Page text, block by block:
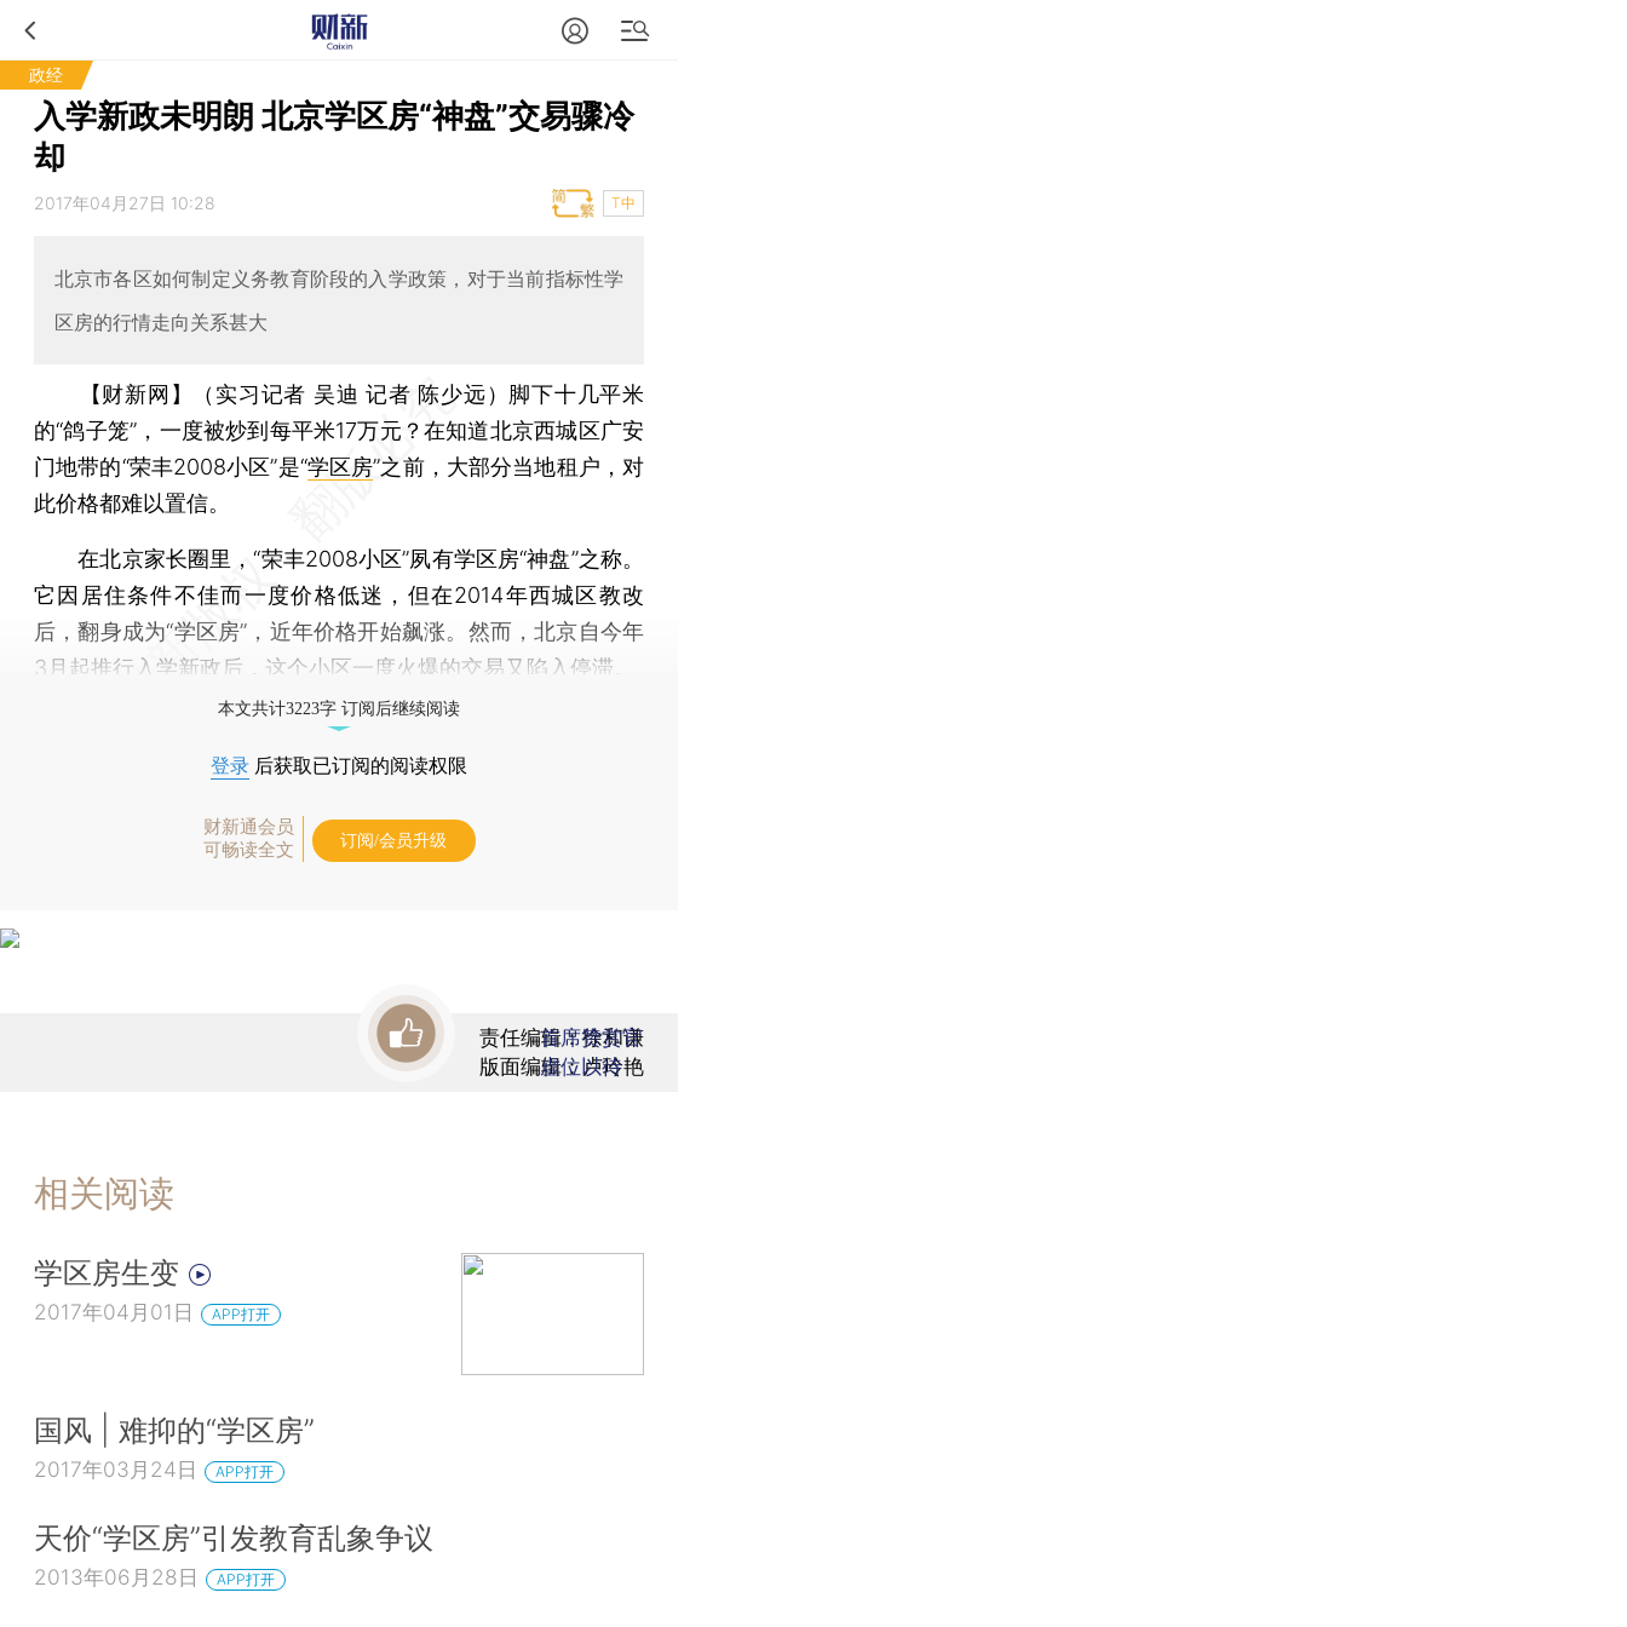
政经
入学新政未明朗 北京学区房“神盘”交易骤冷
却
2017年04月27日 10:28 T中
北京市各区如何制定义务教育阶段的入学政策，对于当前指标性学
区房的行情走向关系甚大
【财新网】（实习记者 吴迪 记者 陈少远） 脚下十几平米
的“鸽子笼”，一度被炒到每平米17万元？在知道北京西城区广安
门地带的“荣丰2008小区”是“学区房”之前，大部分当地租户，对
此价格都难以置信。
在北京家长圈里，“荣丰2008小区”夙有学区房“神盘”之称。
它因居住条件不佳而一度价格低迷，但在2014年西城区教改
后，翻身成为“学区房”，近年价格开始飙涨。然而，北京自今年
3月起推行入学新政后，这个小区一度火爆的交易又陷入停滞。
本文共计3223字 订阅后继续阅读
登录 后获取已订阅的阅读权限
财新通会员
可畅读全文
订阅/会员升级
责任编辑：徐和谦
版面编辑：卢玲艳
首席赞赏官
虚位以待
相关阅读
学区房生变
2017年04月01日 APP打开
国风 | 难抑的“学区房”
2017年03月24日 APP打开
天价“学区房”引发教育乱象争议
2013年06月28日 APP打开